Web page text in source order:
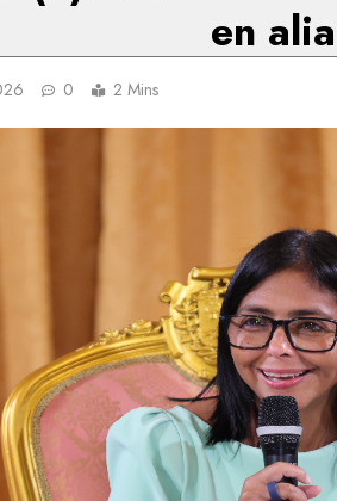
en
0 2 Mins